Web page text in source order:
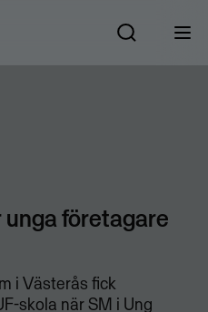
företagare
i Västerås fick
skola när SM i Ung